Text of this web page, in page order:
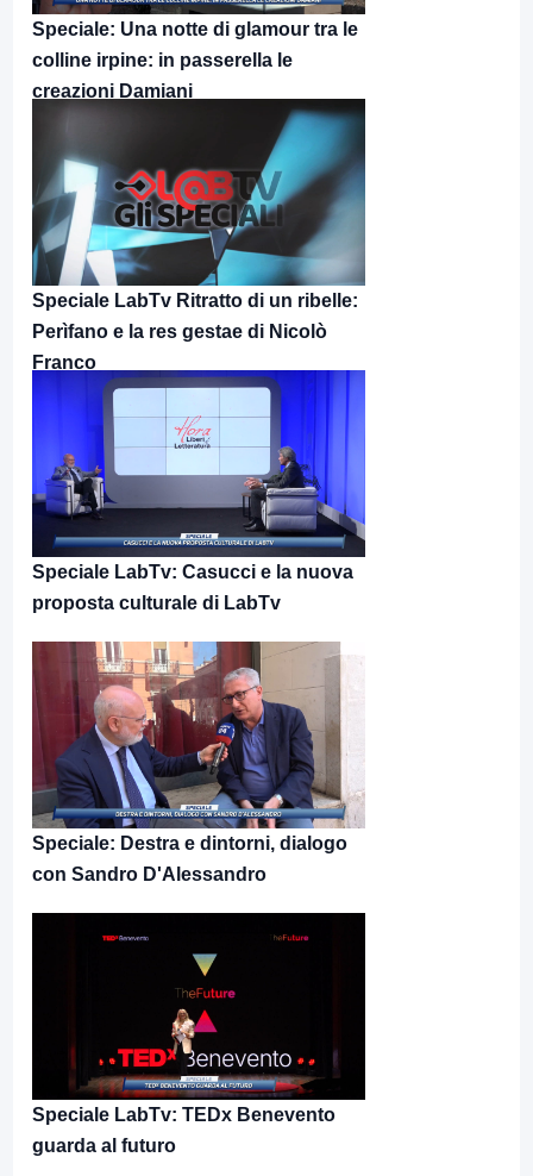
Speciale: Una notte di glamour tra le
colline irpine: in passerella le
creazioni Damiani
Speciale LabTv Ritratto di un ribelle:
Perìfano e la res gestae di Nicolò
Franco
Speciale LabTv: Casucci e la nuova
proposta culturale di LabTv
Speciale: Destra e dintorni, dialogo
con Sandro D'Alessandro
Speciale LabTv: TEDx Benevento
guarda al futuro